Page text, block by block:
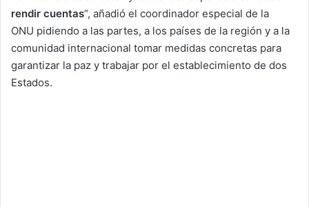
rendir cuentas“, añadió el coordinador especial de la
ONU pidiendo a las partes, a los países de la región y a la
comunidad internacional tomar medidas concretas para
garantizar la paz y trabajar por el establecimiento de dos
Estados.